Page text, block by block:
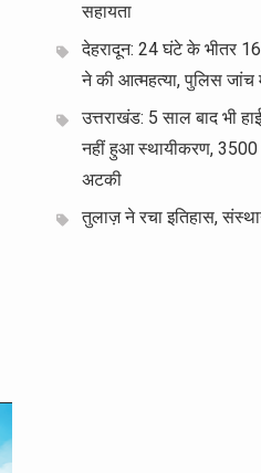
सहायता
देहरादून: 24 घंटे के भीतर 16
ने की आत्महत्या, पुलिस जांच
उत्तराखंड: 5 साल बाद भी
नहीं हुआ स्थायीकरण, 3500
अटकी
तुलाज़ ने रचा इतिहास,